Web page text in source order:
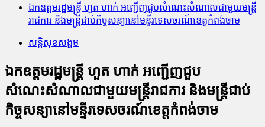
ឯកឧត្តមរដ្ឋមន្ត្រី ហួត ហាក់ អញ្ជើញជួបសំណេះសំណាលជាមួយមន្រ្តី
រាជការ និងមន្ត្រីជាប់កិច្ចសន្យានៅមន្ទីរទេសចរណ៍ខេត្តកំពង់ចាម
សន្តិសុខសង្គម
ឯកឧត្តមរដ្ឋមន្ត្រី ហួត ហាក់ អញ្ជើញជួប
សំណេះសំណាលជាមួយមន្រ្តីរាជការ និងមន្ត្រីជាប់
កិច្ចសន្យានៅមន្ទីរទេសចរណ៍ខេត្តកំពង់ចាម